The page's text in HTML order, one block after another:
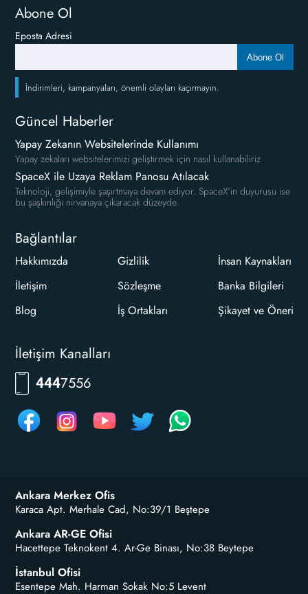
Abone Ol
Eposta Adresi
Abone Ol
İndirimleri, kampanyaları, önemli olayları kaçırmayın.
Güncel Haberler
Yapay Zekanın Websitelerinde Kullanımı
Yapay zekaları websitelerimizi geliştirmek için nasıl kullanabiliriz
SpaceX ile Uzaya Reklam Panosu Atılacak
Teknoloji, gelişimiyle şaşırtmaya devam ediyor. SpaceX'in duyurusu ise
bu şaşkınlığı nirvanaya çıkaracak düzeyde.
Bağlantılar
Hakkımızda
İletişim
Blog
Gizlilik
Sözleşme
İş Ortakları
İnsan Kaynakları
Banka Bilgileri
Şikayet ve Öneri
İletişim Kanalları
4447556
Ankara Merkez Ofis
Karaca Apt. Merhale Cad, No:39/1 Beştepe
Ankara AR-GE Ofisi
Hacettepe Teknokent 4. Ar-Ge Binası, No:38 Beytepe
İstanbul Ofisi
Esentepe Mah. Harman Sokak No:5 Levent